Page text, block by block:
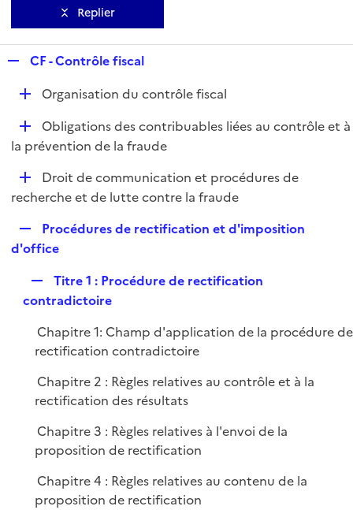
Replier
p
l
i
e
r
CF - Contrôle fiscal
D
l
r
Organisation du contrôle fiscal
D
é
i
r
Obligations des contribuables liées au contrôle et à
la prévention de la fraude
D
é
i
Droit de communication et procédures de
recherche et de lutte contre la fraude
e
l
i
e
Procédures de rectification et d'imposition
d'office
e
l
i
e
Titre 1 : Procédure de rectification
contradictoire
Chapitre 1: Champ d'application de la procédure de
rectification contradictoire
Chapitre 2 : Règles relatives au contrôle et à la
rectification des résultats
Chapitre 3 : Règles relatives à l'envoi de la
proposition de rectification
Chapitre 4 : Règles relatives au contenu de la
proposition de rectification